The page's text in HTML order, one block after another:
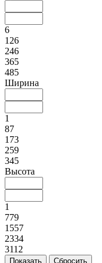
6
126
246
365
485
Ширина
1
87
173
259
345
Высота
1
779
1557
2334
3112